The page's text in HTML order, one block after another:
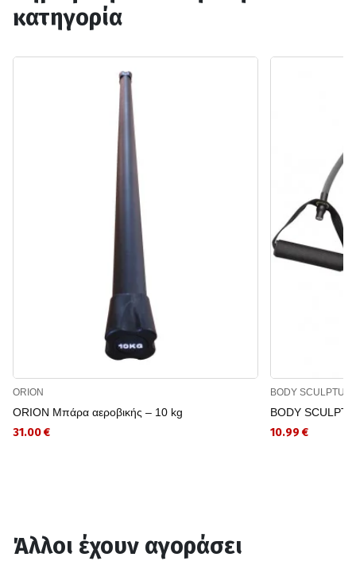
κατηγορία
ORION
ORION Μπάρα αεροβικής – 10 kg
31.00 €
BODY
BODY
10.99 €
Άλλοι έχουν αγοράσει